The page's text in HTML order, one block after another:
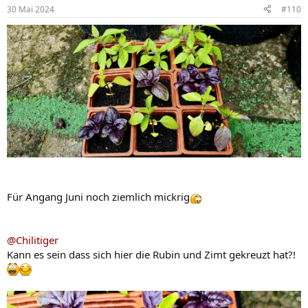
e
n
:
30 Mai 2024 #110
Für Angang Juni noch ziemlich mickrig
@Chilitiger
Kann es sein dass sich hier die Rubin und Zimt gekreuzt hat?!